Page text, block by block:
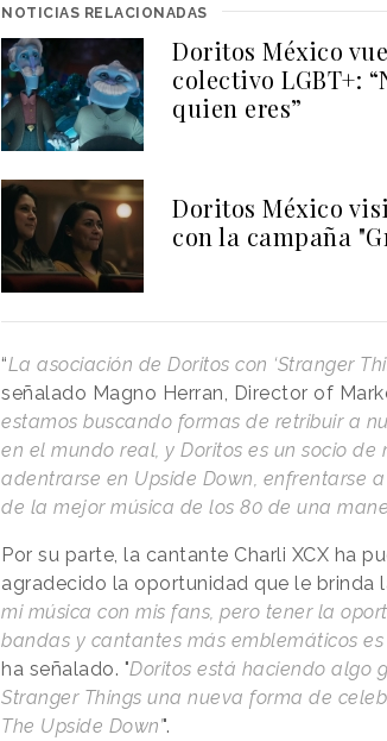
NOTICIAS RELACIONADAS
Doritos México
colectivo LGBT+:
quien eres”
Doritos México
con la campaña
“La asociación de Doritos con ‘Stranger
señalado Magno Herran, Director of
estamos buscando formas de retribuir a
en el mundo real, y Doritos es un socio
adentrarse en Upside Down, enfrentarse
de la mejor música de los 80 de una
Por su parte, la cantante Charli XCX ha
agradecido la oportunidad que le brinda
mi música con mis fans, pero tener la
bandas y cantantes más emblemáticos
ha señalado. "Doritos está haciendo algo
Stranger Things una nueva forma de
The Upside Down’".